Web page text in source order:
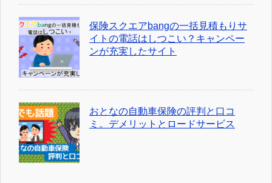
保険スクエアbangの一括見積もりサ
イトの電話はしつこい？キャンペー
ンが充実したサイト
おとなの自動車保険の評判と口コ
ミ。デメリットとロードサービス